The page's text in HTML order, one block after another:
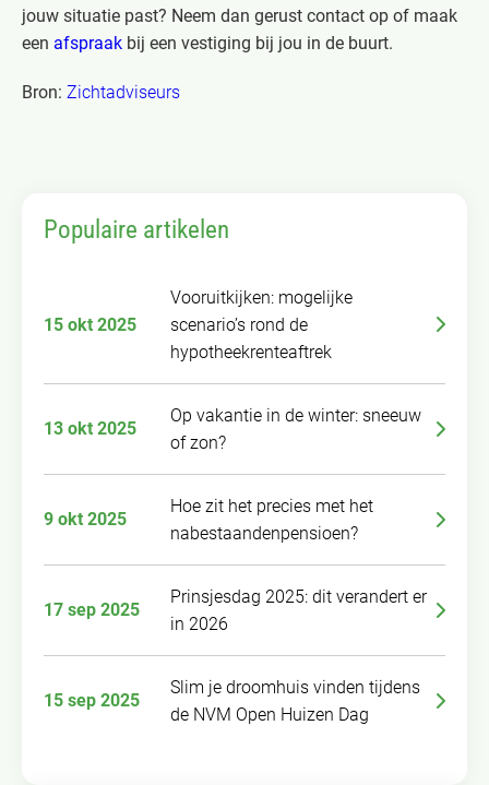
jouw situatie past? Neem dan gerust contact op of maak
een afspraak bij een vestiging bij jou in de buurt.
Bron: Zichtadviseurs
Populaire artikelen
15 okt 2025
Vooruitkijken: mogelijke
scenario’s rond de
hypotheekrenteaftrek
13 okt 2025
Op vakantie in de winter: sneeuw
of zon?
9 okt 2025
Hoe zit het precies met het
nabestaandenpensioen?
17 sep 2025
Prinsjesdag 2025: dit verandert er
in 2026
15 sep 2025
Slim je droomhuis vinden tijdens
de NVM Open Huizen Dag